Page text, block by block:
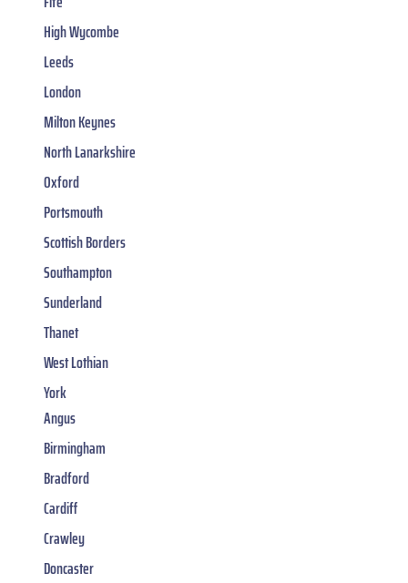
High Wycombe
Leeds
London
Milton Keynes
North Lanarkshire
Oxford
Portsmouth
Scottish Borders
Southampton
Sunderland
Thanet
West Lothian
York
Angus
Birmingham
Bradford
Cardiff
Crawley
Doncaster